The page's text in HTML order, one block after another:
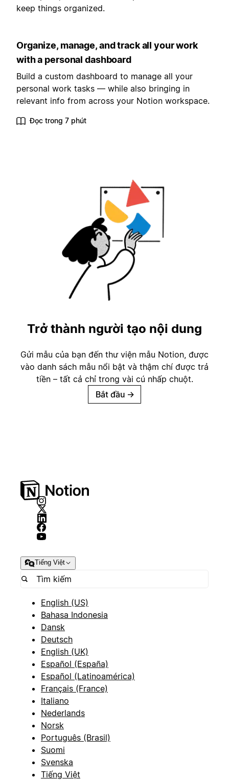
keep things organized.
Organize, manage, and track all your work
with a personal dashboard
Build a custom dashboard to manage all your
personal work tasks — while also bringing in
relevant info from across your Notion workspace.
Đọc trong 7 phút
Trở thành người tạo nội dung
Gửi mẫu của bạn đến thư viện mẫu Notion, được
vào danh sách mẫu nổi bật và thậm chí được trả
tiền – tất cả chỉ trong vài cú nhấp chuột.
Bắt đầu →
Tiếng Việt
English (US)
Bahasa Indonesia
Dansk
Deutsch
English (UK)
Español (España)
Español (Latinoamérica)
Français (France)
Italiano
Nederlands
Norsk
Português (Brasil)
Suomi
Svenska
Tiếng Việt